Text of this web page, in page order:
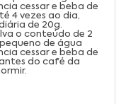
cessar e beba de
4 vezes ao dia,
de 20g.
o conteúdo de 2
de água
cessar e beba de
do café da